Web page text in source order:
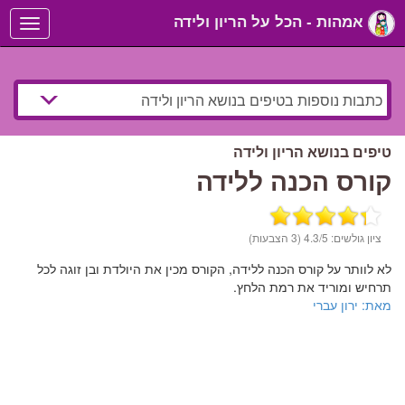
Toggle
navigation
טיפים בנושא הריון ולידה
קורס הכנה ללידה
ציון גולשים: 4.3/5 (3 הצבעות)
לא לוותר על קורס הכנה ללידה, הקורס מכין את היולדת ובן זוגה לכל
תרחיש ומוריד את רמת הלחץ.
מאת: ירון עברי